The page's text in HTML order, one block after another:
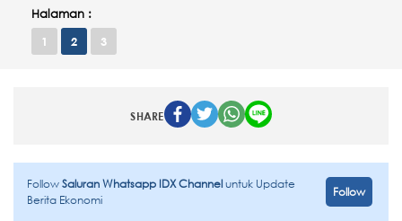
Halaman :
1 2 3
SHARE
FollowSaluran Whatsapp IDX Channeluntuk Update
Berita Ekonomi
Follow